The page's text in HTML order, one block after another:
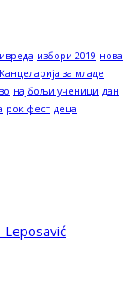
избори 2019 нова
Канцеларија за младе
најбољи ученици дан
рок фест деца